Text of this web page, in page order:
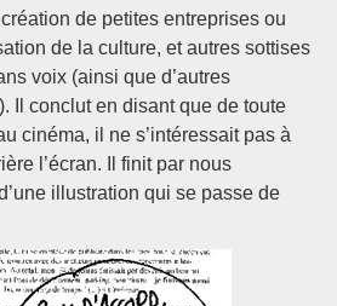
de petites entreprises ou
de la culture, et autres sottises
voix (ainsi que d’autres
Il conclut en disant que de toute
cinéma, il ne s’intéressait pas à
l’écran. Il finit par nous
illustration qui se passe de